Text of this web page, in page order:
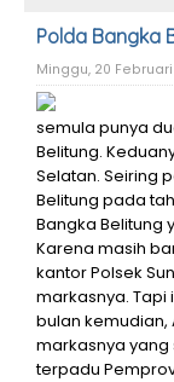
Polda Bangka
Minggu, 20 Februari
semula punya
Belitung.
Selatan. Seiring
Belitung pada
Bangka Belitung
Karena masih
kantor Polsek
markasnya.
bulan kemudian,
markasnya
terpadu